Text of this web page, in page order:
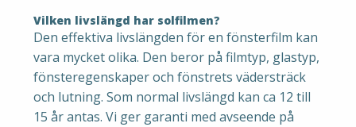
Vilken livslängd har solfilmen?
Den effektiva livslängden för en fönsterfilm kan
vara mycket olika. Den beror på filmtyp, glastyp,
fönsteregenskaper och fönstrets vädersträck
och lutning. Som normal livslängd kan ca 12 till
15 år antas. Vi ger garanti med avseende på